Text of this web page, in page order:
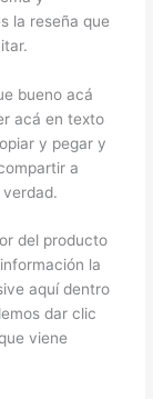
la reseña que
bueno acá
acá en texto
y pegar y
a
del producto
la
aquí dentro
dar clic
viene